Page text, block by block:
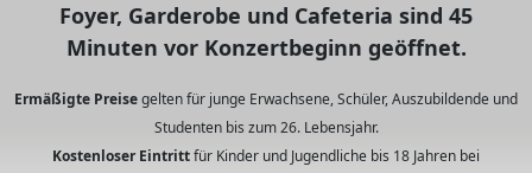
Foyer, Garderobe und Cafeteria sind 45
Minuten vor Konzertbeginn geöffnet.
Ermäßigte Preisegelten für junge Erwachsene, Schüler, Auszubildende und
Studenten bis zum 26. Lebensjahr.
Kostenloser Eintrittfür Kinder und Jugendliche bis 18 Jahren bei